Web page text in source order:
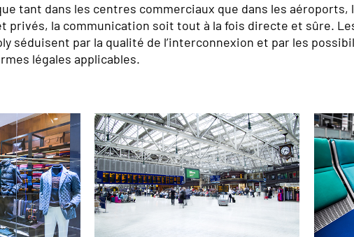
tant dans les centres commerciaux que dans les aéroports,
privés, la communication soit tout à la fois directe et sûre.
séduisent par la qualité de l’interconnexion et par les
légales applicables.